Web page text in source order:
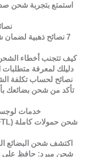
استمتع بتجربة شحن
7 نصائح ذهبية
كيف تتجنب أخطاء
دليلك لمعرفة
نصائح لحساب تكلفة
تأكد من شحن بضائعك
خدمات
اكتشف شحن البضائع
شحن مبرد: حافظ على